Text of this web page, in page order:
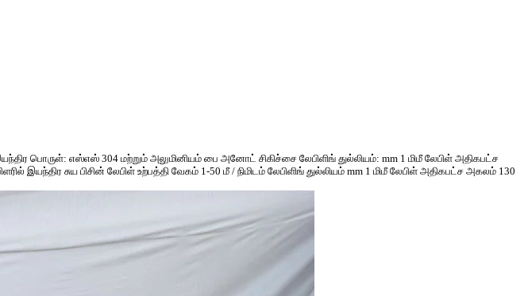
பொருள்: எஸ்எஸ் 304 மற்றும் அலுமினியம் பை அனோட் சிகிச்சை லேபிளிங் துல்லியம்: mm 1 மிமீ லேபிள் அதிகபட்ச
சுய பிசின் லேபிள் உற்பத்தி வேகம் 1-50 மீ / நிமிடம் லேபிளிங் துல்லியம் mm 1 மிமீ லேபிள் அதிகபட்ச அகலம் 130